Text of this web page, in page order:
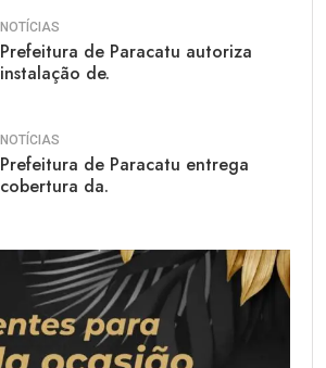
NOTÍCIAS
Prefeitura de Paracatu autoriza
instalação de.
NOTÍCIAS
Prefeitura de Paracatu entrega
cobertura da.